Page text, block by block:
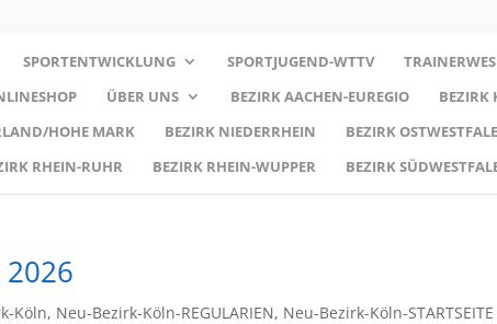
SPORTENTWICKLUNG SPORTJUGEND-WTTV
ÜBER UNS BEZIRK AACHEN-EUREGIO BEZIRK
HOHE MARK BEZIRK NIEDERRHEIN BEZIRK
RHEIN-RUHR BEZIRK RHEIN-WUPPER BEZIRK
Köln, Neu-Bezirk-Köln-REGULARIEN, Neu-Bezirk-Köln-STARTSEITE